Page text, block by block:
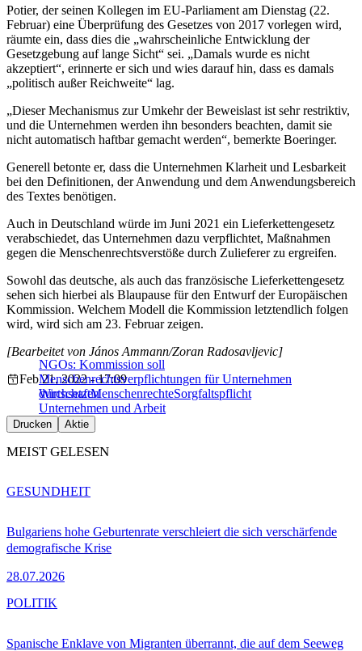
Potier, der seinen Kollegen im EU-Parliament am Dienstag (22.
Februar) eine Überprüfung des Gesetzes von 2017 vorlegen wird,
räumte ein, dass dies die „wahrscheinliche Entwicklung der
Gesetzgebung auf lange Sicht“ sei. „Damals wurde es nicht
akzeptiert“, erinnerte er sich und wies darauf hin, dass es damals
„politisch außer Reichweite“ lag.
„Dieser Mechanismus zur Umkehr der Beweislast ist sehr restriktiv,
und die Unternehmen werden ihn besonders beachten, damit sie
nicht automatisch haftbar gemacht werden“, bemerkte Boeringer.
Generell betonte er, dass die Unternehmen Klarheit und Lesbarkeit
bei den Definitionen, der Anwendung und dem Anwendungsbereich
des Textes benötigen.
Auch in Deutschland würde im Juni 2021 ein Lieferkettengesetz
verabschiedet, das Unternehmen dazu verpflichtet, Maßnahmen
gegen die Menschenrechtsverstöße durch Zulieferer zu ergreifen.
Sowohl das deutsche, als auch das französische Lieferkettengesetz
sehen sich hierbei als Blaupause für den Entwurf der Europäischen
Kommission. Welchem Modell die Kommission letztendlich folgen
wird, wird sich am 23. Februar zeigen.
NGOs: Kommission soll
Menschenrechtsverpflichtungen für Unternehmen
durchsetzen
[Bearbeitet von János Ammann/Zoran Radosavljevic]
Feb 21, 2022 - 17:09
WirtschaftMenschenrechteSorgfaltspflicht
Unternehmen und Arbeit
Drucken Aktie
MEIST GELESEN
Bulgariens hohe Geburtenrate verschleiert die sich verschärfende
demografische Krise
28.07.2026
GESUNDHEIT
Spanische Enklave von Migranten überrannt, die auf dem Seeweg
POLITIK